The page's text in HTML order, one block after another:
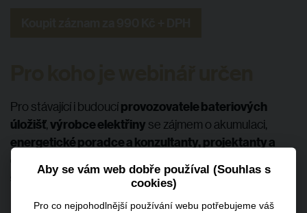
Pro stávající i budoucíprovozovatele bateriových
úložišť,výrobce elektřiny se zájmem o akumulaci,
energetické poradce a konzultanty,projektanty a
developery
samospráv.
Aby se vám web dobře používal (Souhlas s
cookies)
Pro co nejpohodlnější používání webu potřebujeme váš